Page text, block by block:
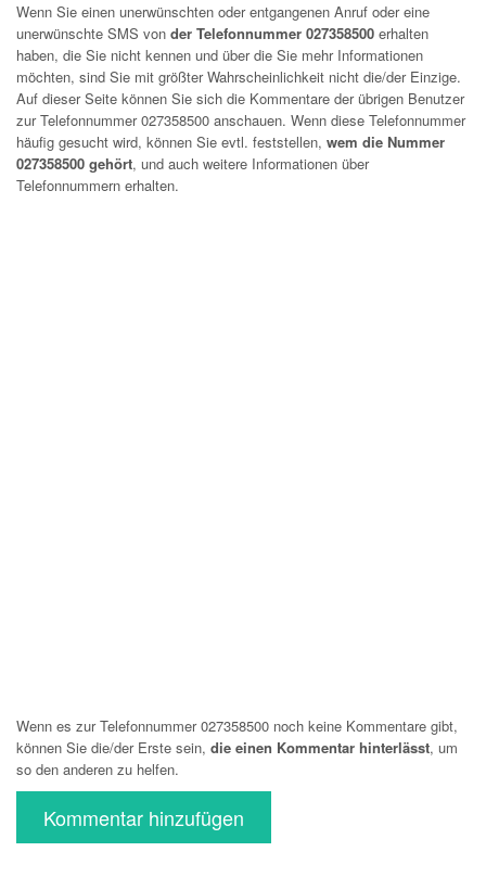
Wenn Sie einen unerwünschten oder entgangenen Anruf oder eine
unerwünschte SMS von der Telefonnummer 027358500 erhalten
haben, die Sie nicht kennen und über die Sie mehr Informationen
möchten, sind Sie mit größter Wahrscheinlichkeit nicht die/der Einzige.
Auf dieser Seite können Sie sich die Kommentare der übrigen Benutzer
zur Telefonnummer027358500 anschauen. Wenn diese Telefonnummer
häufig gesucht wird, können Sie evtl. feststellen, wem die Nummer
027358500 gehört, und auch weitere Informationen über
Telefonnummern erhalten.
Wenn es zur Telefonnummer 027358500 noch keine Kommentare gibt,
können Sie die/der Erste sein, die einen Kommentar hinterlässt, um
so den anderen zu helfen.
Kommentar hinzufügen